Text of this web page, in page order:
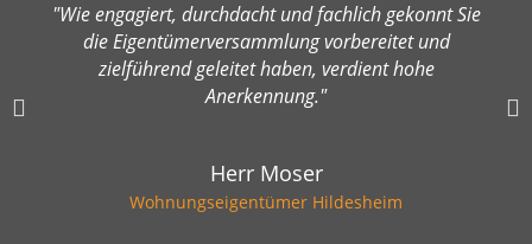
"Wie engagiert, durchdacht und fachlich gekonnt Sie
die Eigentümerversammlung vorbereitet und
zielführend geleitet haben, verdient hohe
Anerkennung."
Herr Moser
Wohnungseigentümer Hildesheim